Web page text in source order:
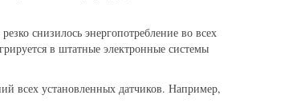
снизилось энергопотребление во всех
в штатные электронные системы
всех установленных датчиков. Например,